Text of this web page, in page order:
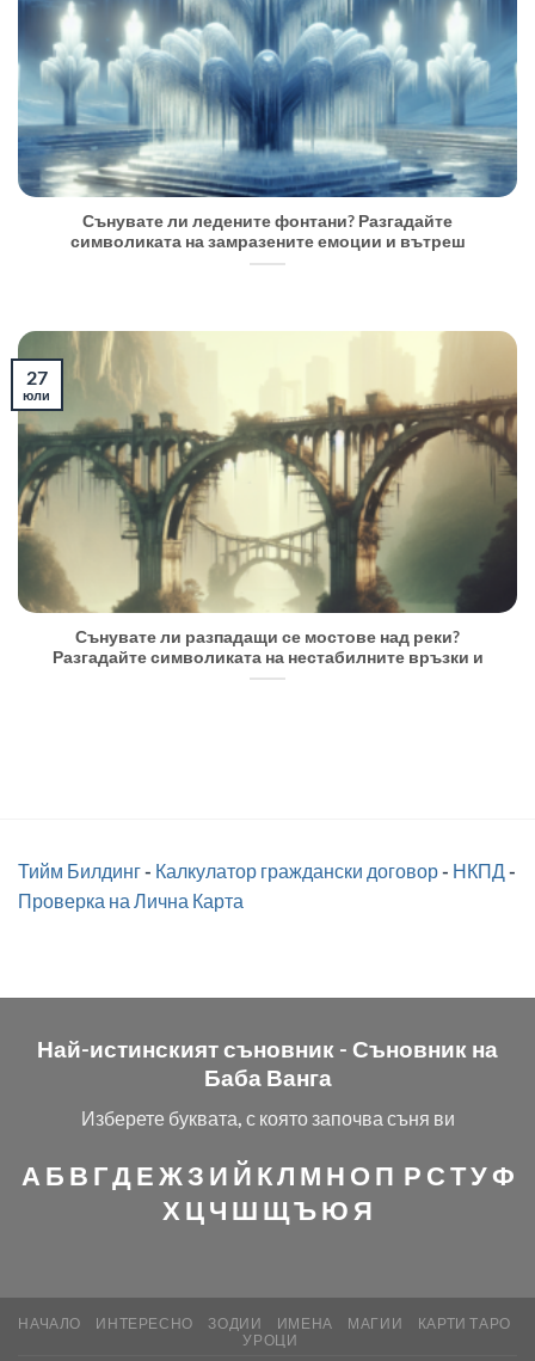
Сънувате ли ледените фонтани? Разгадайте
символиката на замразените емоции и вътреш
Сънувате ли разпадащи се мостове над реки?
Разгадайте символиката на нестабилните връзки и
27
юли
Тийм Билдинг- Калкулатор граждански договор- НКПД -
Проверка на Лична Карта
Най-истинският съновник - Съновник на
Баба Ванга
Изберете буквата, с която започва съня ви
А Б В ГДЕЖЗ И Й КЛ М Н О П Р СТУФ
Х ЦЧ Ш ЩЪЮ Я
НАЧАЛО ИНТЕРЕСНО ЗОДИИ ИМЕНА МАГИИ
КАРТИ ТАРО
УРОЦИ